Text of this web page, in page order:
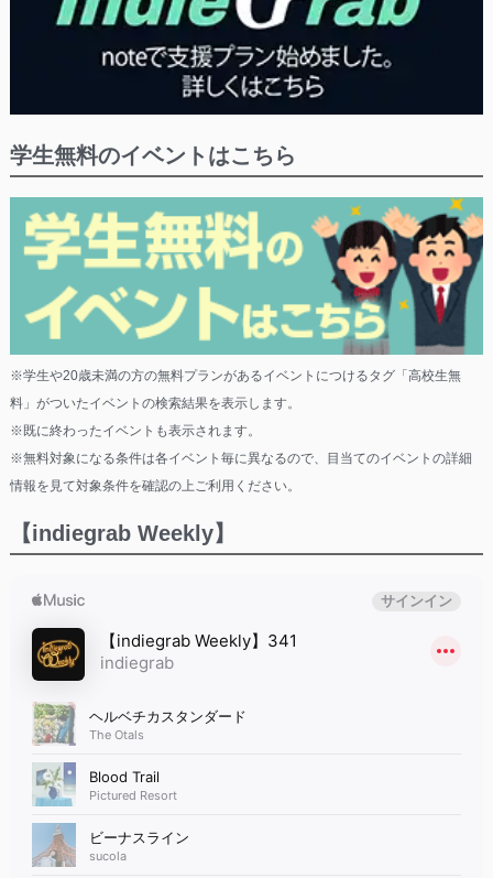
学生無料のイベントはこちら
※学生や20歳未満の方の無料プランがあるイベントにつけるタグ「高校生無
料」がついたイベントの検索結果を表示します。
※既に終わったイベントも表示されます。
※無料対象になる条件は各イベント毎に異なるので、目当てのイベントの詳細
情報を見て対象条件を確認の上ご利用ください。
【indiegrab Weekly】